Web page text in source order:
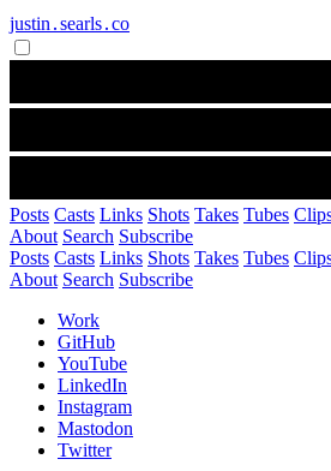
justin․searls․co
Posts Casts Links Shots Takes Tubes
About Search Subscribe
Posts Casts Links Shots Takes Tubes
About Search Subscribe
Work
GitHub
YouTube
LinkedIn
Instagram
Mastodon
Twitter